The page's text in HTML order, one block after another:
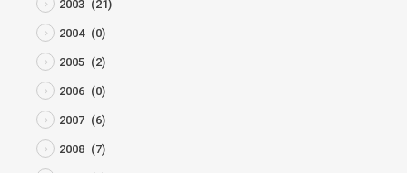
2003 (21)
2004 (0)
2005 (2)
2006 (0)
2007 (6)
2008 (7)